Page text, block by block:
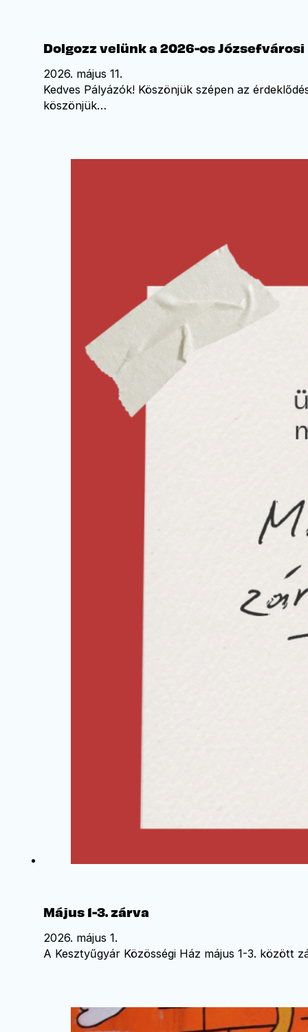
Dolgozz velünk a 2026-os
2026. május 11.
Kedves Pályázók! Köszönjük szépen az
köszönjük…
Május 1-3. zárva
2026. május 1.
A Kesztyűgyár Közösségi Ház május 1-3. között